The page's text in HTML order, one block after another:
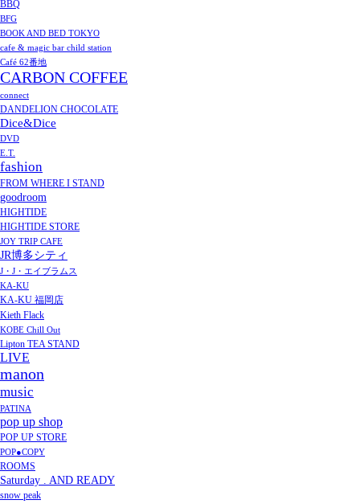
BBQ
BFG
BOOK AND BED TOKYO
cafe & magic bar child station
Café 62番地
CARBON COFFEE
connect
DANDELION CHOCOLATE
Dice&Dice
DVD
E.T.
fashion
FROM WHERE I STAND
goodroom
HIGHTIDE
HIGHTIDE STORE
JOY TRIP CAFE
JR博多シティ
J・J・エイブラムス
KA-KU
KA-KU 福岡店
Kieth Flack
KOBE Chill Out
Lipton TEA STAND
LIVE
manon
music
PATINA
pop up shop
POP UP STORE
POP●COPY
ROOMS
Saturday . AND READY
snow peak